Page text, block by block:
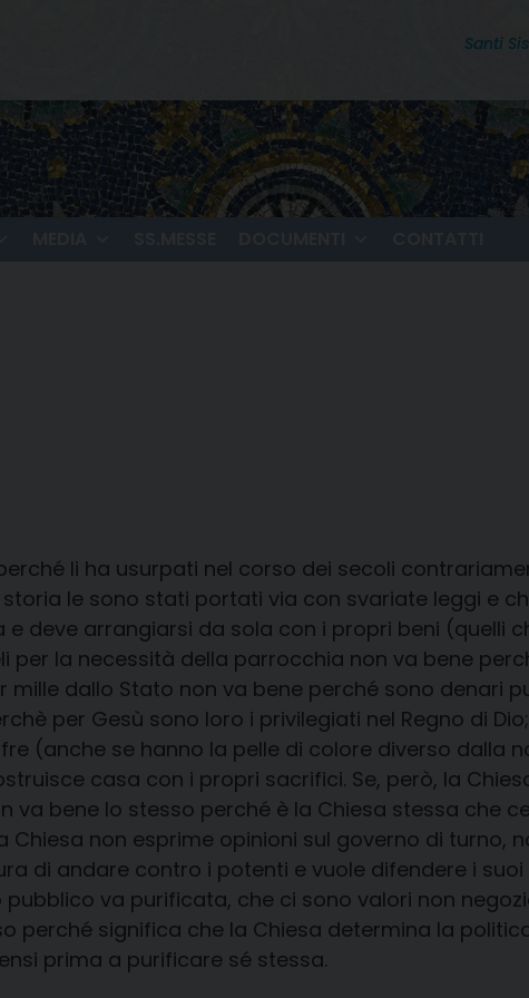
Santi
li ha usurpati nel corso dei secoli
le sono stati portati via con svariate leggi e
deve arrangiarsi da sola con i propri beni (quelli
per la necessità della parrocchia non va bene
dallo Stato non va bene perché sono denari
per Gesù sono loro i privilegiati nel Regno di
(anche se hanno la pelle di colore diverso dalla
casa con i propri sacrifici. Se, però, la
bene lo stesso perché è la Chiesa stessa che
non esprime opinioni sul governo di turno,
di andare contro i potenti e vuole difendere i
pubblico va purificata, che ci sono valori non
significa che la Chiesa determina la
prima a purificare sé stessa.